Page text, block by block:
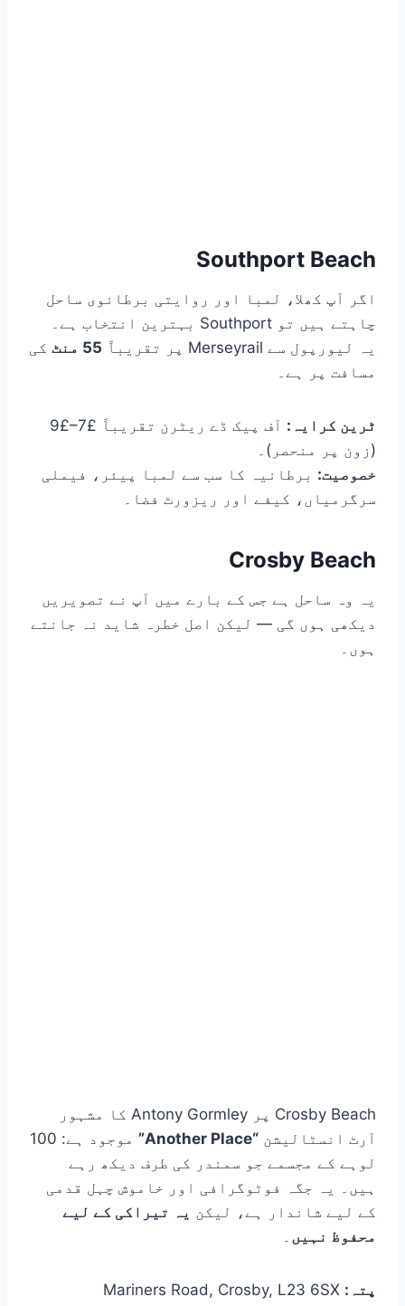
Southport Beach
اگر آپ کھلا، لمبا اور روایتی برطانوی ساحل
چاہتے ہیں تو Southport بہترین انتخاب ہے۔
یہ لیورپول سے Merseyrail پر تقریباً
55 منٹ
کی
مسافت پر ہے۔
ٹرین کرایہ:
آف پیک ڈے ریٹرن تقریباً £7–£9
(زون پر منحصر)۔
خصوصیت: برطانیہ کا سب سے لمبا پیئر، فیملی
سرگرمیاں، کیفے اور ریزورٹ فضا۔
Crosby Beach
یہ وہ ساحل ہے جس کے بارے میں آپ نے تصویریں
دیکھی ہوں گی — لیکن اصل خطرہ شاید نہ جانتے
ہوں۔
Crosby Beach پر Antony Gormley کا مشہور
آرٹ انسٹالیشن “Another Place”
موجود ہے: 100
لوہے کے مجسمے جو سمندر کی طرف دیکھ رہے
ہیں۔ یہ جگہ فوٹوگرافی اور خاموش چہل قدمی
کے لیے شاندار ہے، لیکن یہ تیراکی کے لیے
محفوظ نہیں ۔
پتہ: